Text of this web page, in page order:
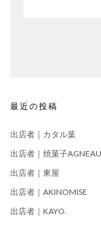
最近の投稿
出店者｜カタル葉
出店者｜焼菓子AGNEAU
出店者｜東屋
出店者｜AKINOMISE
出店者｜KAYO.